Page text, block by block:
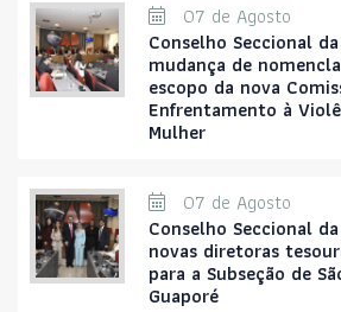
07 de Agosto
Conselho Seccional
mudança de
escopo da nova
Enfrentamento à
Mulher
07 de Agosto
Conselho Seccional
novas diretoras
para a Subseção de
Guaporé